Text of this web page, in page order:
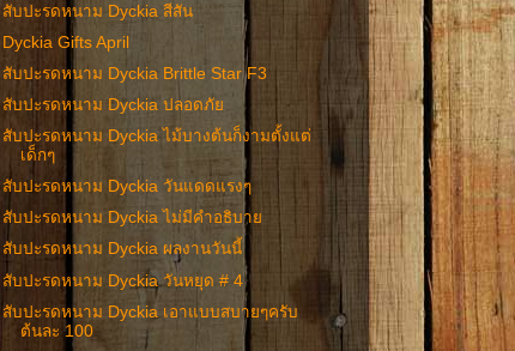
สับปะรดหนาม Dyckia สีสัน
Dyckia Gifts April
สับปะรดหนาม Dyckia Brittle Star F3
สับปะรดหนาม Dyckia ปลอดภัย
สับปะรดหนาม Dyckia ไม้บางต้นก็งามตั้งแต่
เด็กๆ
สับปะรดหนาม Dyckia วันแดดแรงๆ
สับปะรดหนาม Dyckia ไม่มีคำอธิบาย
สับปะรดหนาม Dyckia ผลงานวันนี้
สับปะรดหนาม Dyckia วันหยุด # 4
สับปะรดหนาม Dyckia เอาแบบสบายๆครับ
ต้นละ 100